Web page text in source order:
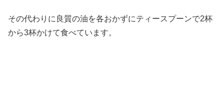
その代わりに良質の油を各おかずにティースプーンで2杯
から3杯かけて食べています。